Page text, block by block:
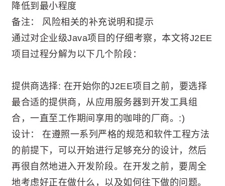
降低到最小程度
备注： 风险相关的补充说明和提示
通过对企业级Java项目的仔细考察，本文将J2EE
项目过程分解为以下几个阶段：
提供商选择: 在开始你的J2EE项目之前，要选择
最合适的提供商，从应用服务器到开发工具组
合，一直至工作期间享用的咖啡的厂商。:)
设计： 在遵照一系列严格的规范和软件工程方法
的前提下，可以开始进行足够充分的设计，然后
再很自然地进入开发阶段。在开发之前，要周全
地考虑好正在做什么，以及如何往下做的问题。